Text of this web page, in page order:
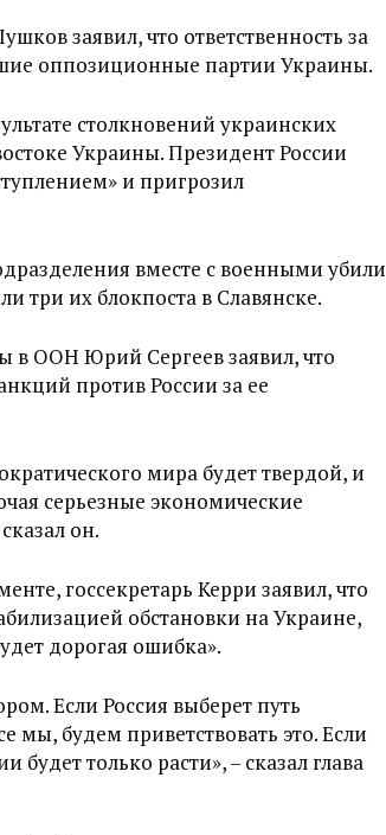
заявил, что ответственность за
оппозиционные партии Украины.
столкновений украинских
Украины. Президент России
и пригрозил
вместе с военными убили
три их блокпоста в Славянске.
в ООН Юрий Сергеев заявил, что
против России за ее
мира будет твердой, и
серьезные экономические
он.
госсекретарь Керри заявил, что
обстановки на Украине,
дорогая ошибка».
Если Россия выберет путь
мы, будем приветствовать это. Если
будет только расти», – сказал глава